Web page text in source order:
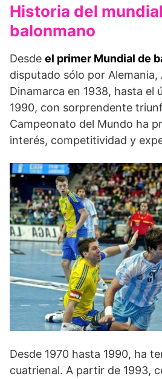
Historia del
balonmano
Desde el primer Mundial de
disputado sólo por Alemania,
Dina­marca en 1938, hasta el
1990, con sorprendente
Campeonato del Mundo ha
interés, competitividad y
Desde 1970 hasta 1990, ha
cuatrienal. A partir de 1993,